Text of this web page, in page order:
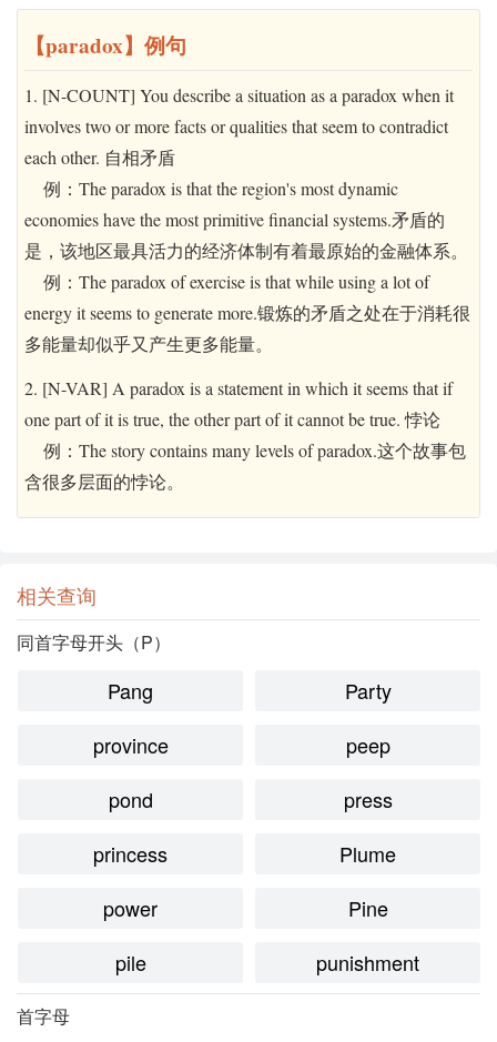
相关查询
同首字母开头（P）
Pang
Party
province
peep
pond
press
princess
Plume
power
Pine
pile
punishment
首字母
【paradox】例句
1. [N-COUNT] You describe a situation as a paradox when it
involves two or more facts or qualities that seem to contradict
each other. 自相矛盾
例：The paradox is that the region's most dynamic
economies have the most primitive financial systems.矛盾的
是，该地区最具活力的经济体制有着最原始的金融体系。
例：The paradox of exercise is that while using a lot of
energy it seems to generate more.锻炼的矛盾之处在于消耗很
多能量却似乎又产生更多能量。
2. [N-VAR] A paradox is a statement in which it seems that if
one part of it is true, the other part of it cannot be true. 悖论
例：The story contains many levels of paradox.这个故事包
含很多层面的悖论。